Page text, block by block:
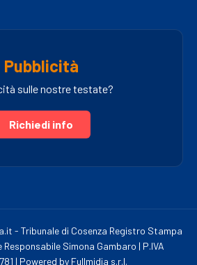
Pubblicità
sulle nostre testate?
Richiedi info
- Tribunale di Cosenza Registro Stampa
Simona Gambaro | P.IVA
| Powered by Fullmidia s.r.l.